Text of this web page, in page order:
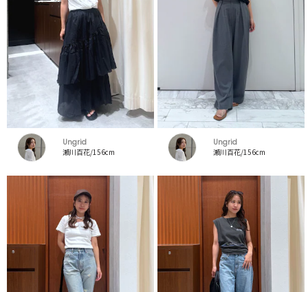
Ungrid
瀬川百花/156cm
Ungrid
瀬川百花/156cm